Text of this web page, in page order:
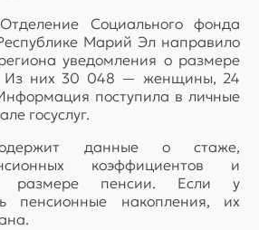
Социального фонда
Марий Эл направило
уведомления о размере
Из них 30 048 — женщины, 24
поступила в личные
госуслуг.
данные о стаже,
коэффициентов и
размере пенсии. Если у
пенсионные накопления, их